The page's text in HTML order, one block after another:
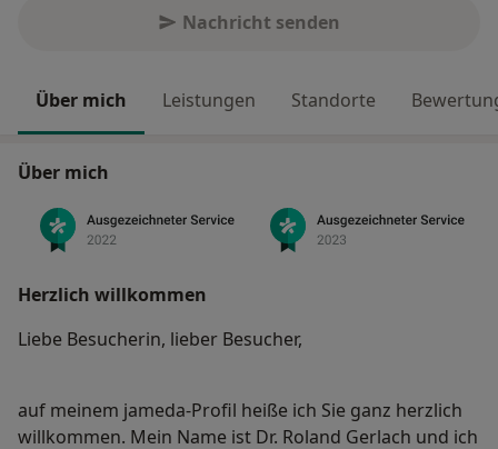
Nachricht senden
Über mich Leistungen Standorte
Über mich
Herzlich willkommen
Liebe Besucherin, lieber Besucher,
auf meinem jameda-Profil heiße ich Sie ganz herzlich
willkommen. Mein Name ist Dr. Roland Gerlach und ich